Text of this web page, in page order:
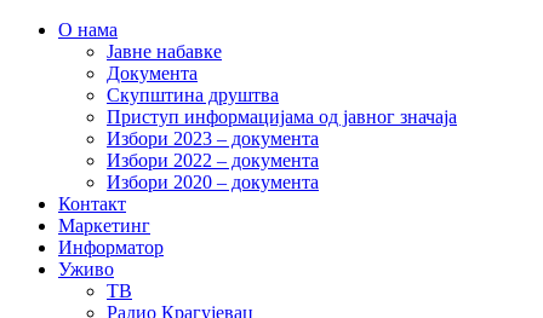
О нама
Јавне набавке
Документа
Скупштина друштва
Приступ информацијама од јавног значаја
Избори 2023 – документа
Избори 2022 – документа
Избори 2020 – документа
Контакт
Маркетинг
Информатор
Уживо
ТВ
Радио Крагујевац